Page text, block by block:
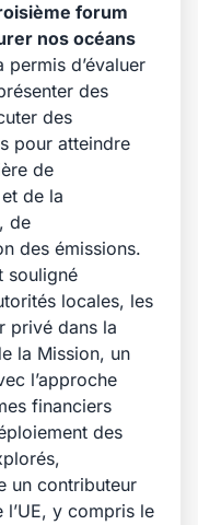
forum
nos océans
permis d’évaluer
des
des
pour atteindre
de
de la
de
des émissions.
souligné
locales, les
privé dans la
la Mission, un
l’approche
financiers
des
un contributeur
y compris le